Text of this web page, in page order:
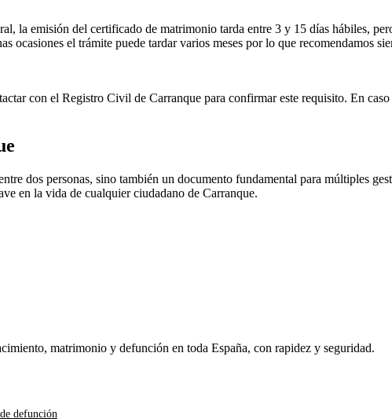
la emisión del certificado de matrimonio tarda entre 3 y 15 días hábiles,
ocasiones el trámite puede tardar varios meses por lo que recomendamos
con el Registro Civil de Carranque para confirmar este requisito. En
dos personas, sino también un documento fundamental para múltiples
en la vida de cualquier ciudadano de Carranque.
matrimonio y defunción en toda España, con rapidez y seguridad.
defunción